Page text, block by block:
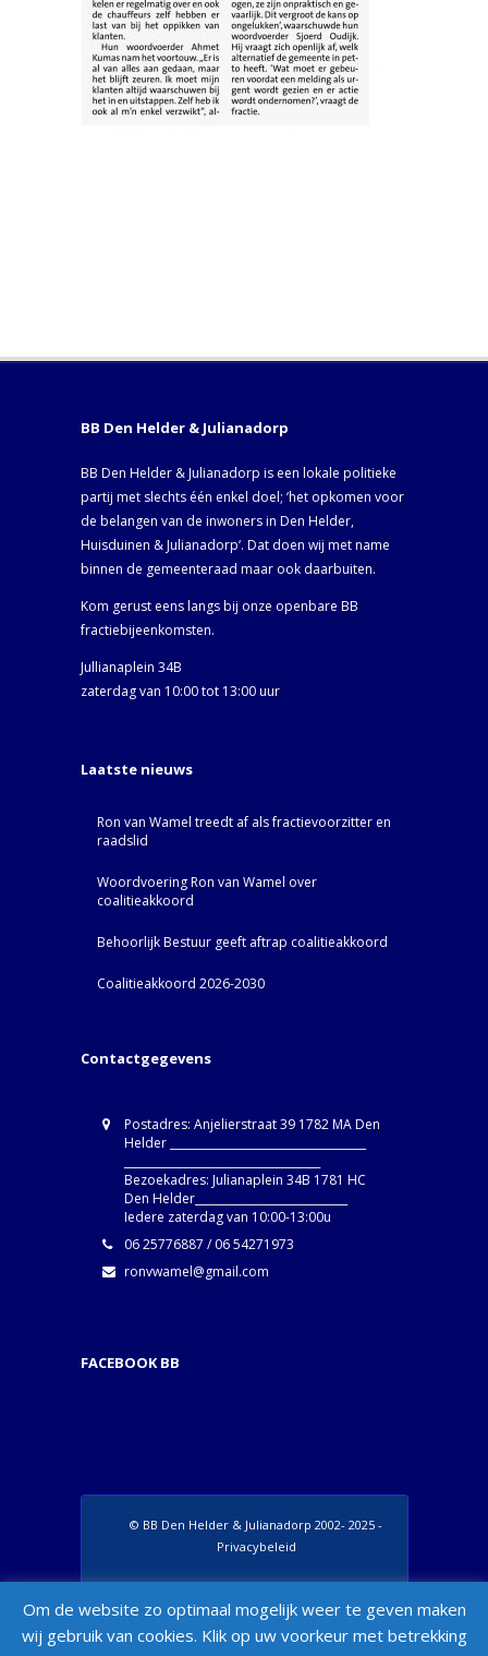
BB Den Helder & Julianadorp
BB Den Helder & Julianadorp is een lokale politieke
partij met slechts één enkel doel; ‘het opkomen voor
de belangen van de inwoners in Den Helder,
Huisduinen & Julianadorp‘. Dat doen wij met name
binnen de gemeenteraad maar ook daarbuiten.
Kom gerust eens langs bij onze openbare BB
fractiebijeenkomsten.
Jullianaplein 34B
zaterdag van 10:00 tot 13:00 uur
Laatste nieuws
Ron van Wamel treedt af als fractievoorzitter en
raadslid
Woordvoering Ron van Wamel over
coalitieakkoord
Behoorlijk Bestuur geeft aftrap coalitieakkoord
Coalitieakkoord 2026-2030
Contactgegevens
Postadres: Anjelierstraat 39 1782 MA Den
Helder ____________________________________
Bezoekadres: Julianaplein 34B 1781 HC
Den Helder____________________________
Iedere zaterdag van 10:00-13:00u
06 25776887 / 06 54271973
ronvwamel@gmail.com
FACEBOOK BB
© BB Den Helder & Julianadorp 2002- 2025 -
Privacybeleid
Appearance > Menus > "Manage Locations"
Om de website zo optimaal mogelijk weer te geven maken
wij gebruik van cookies. Klik op uw voorkeur met betrekking